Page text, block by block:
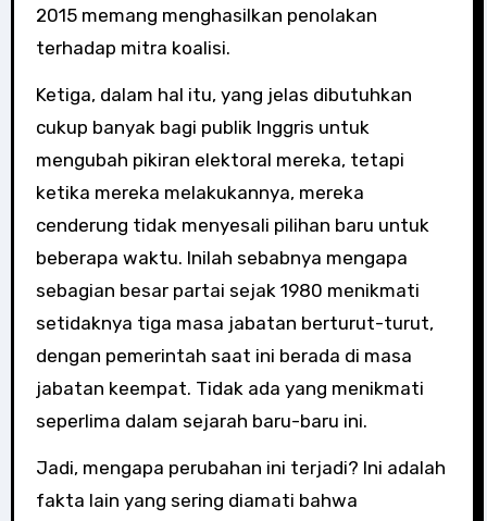
2015 memang menghasilkan penolakan
terhadap mitra koalisi.
Ketiga, dalam hal itu, yang jelas dibutuhkan
cukup banyak bagi publik Inggris untuk
mengubah pikiran elektoral mereka, tetapi
ketika mereka melakukannya, mereka
cenderung tidak menyesali pilihan baru untuk
beberapa waktu. Inilah sebabnya mengapa
sebagian besar partai sejak 1980 menikmati
setidaknya tiga masa jabatan berturut-turut,
dengan pemerintah saat ini berada di masa
jabatan keempat. Tidak ada yang menikmati
seperlima dalam sejarah baru-baru ini.
Jadi, mengapa perubahan ini terjadi? Ini adalah
fakta lain yang sering diamati bahwa